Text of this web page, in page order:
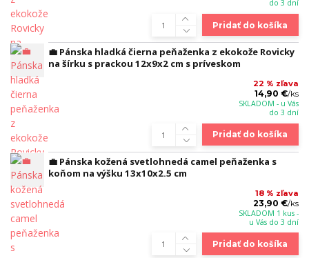
do 3 dní
Pridať do košíka
💼 Pánska hladká čierna peňaženka z ekokože Rovicky
na šírku s prackou 12x9x2 cm s príveskom
22 % zľava
14,90 €/ks
SKLADOM - u Vás
do 3 dní
Pridať do košíka
💼 Pánska kožená svetlohnedá camel peňaženka s
koňom na výšku 13x10x2.5 cm
18 % zľava
23,90 €/ks
SKLADOM 1 kus -
u Vás do 3 dní
Pridať do košíka